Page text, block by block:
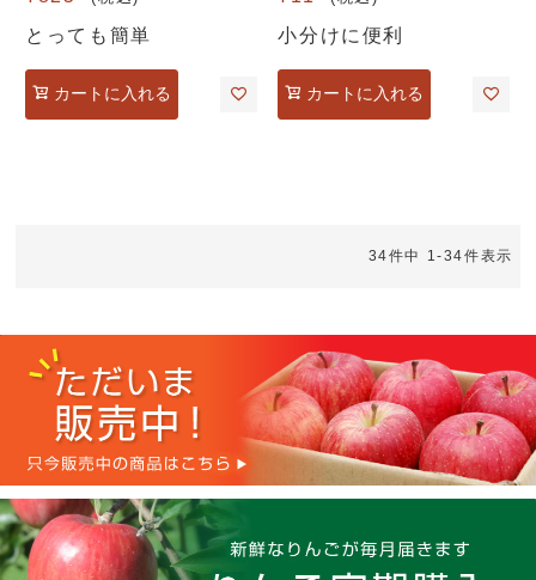
とっても簡単
カートに入れる
小分けに便利
カートに入れる
34件中 1-34件表示